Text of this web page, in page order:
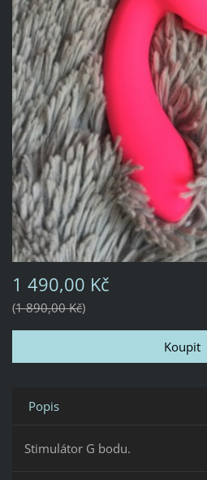
1 490,00 Kč
1 890,00 Kč
Popis
Stimulátor G bodu.